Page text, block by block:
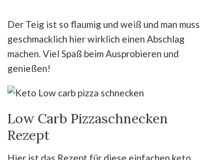
Der Teig ist so flaumig und weiß und man muss
geschmacklich hier wirklich einen Abschlag
machen. Viel Spaß beim Ausprobieren und
genießen!
Low Carb Pizzaschnecken
Rezept